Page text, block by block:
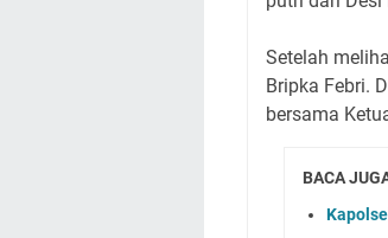
Setelah
Bripka Febri.
bersama
BACA